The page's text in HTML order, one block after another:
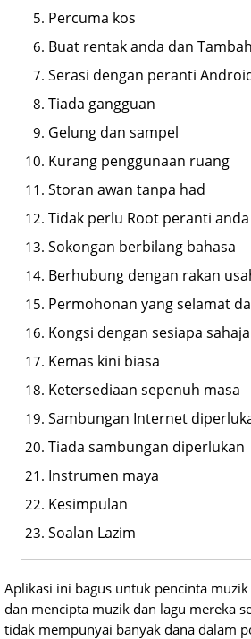
Percuma kos
Buat rentak anda dan
Serasi dengan peranti
Tiada gangguan
Gelung dan sampel
Kurang penggunaan ruang
Storan awan tanpa had
Tidak perlu Root peranti anda
Sokongan berbilang bahasa
Berhubung dengan rakan
Permohonan yang selamat
Kongsi dengan sesiapa sahaja
Kemas kini biasa
Ketersediaan sepenuh masa
Sambungan Internet
Tiada sambungan diperlukan
Instrumen maya
Kesimpulan
Soalan Lazim
Aplikasi ini bagus untuk pencinta
dan mencipta muzik dan lagu mereka
tidak mempunyai banyak dana dalam